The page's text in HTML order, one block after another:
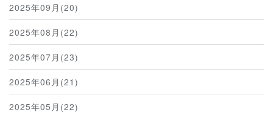
2025年09月(20)
2025年08月(22)
2025年07月(23)
2025年06月(21)
2025年05月(22)